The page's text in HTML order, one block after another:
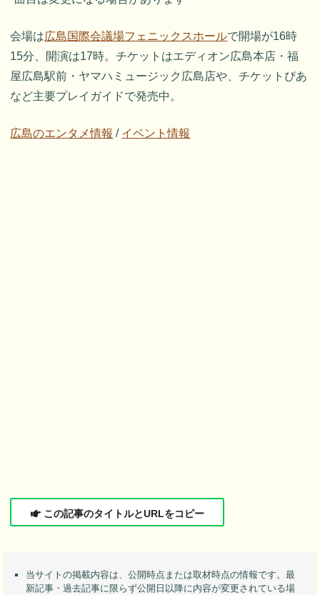
会場は広島国際会議場フェニックスホールで開場が16時
15分、開演は17時。チケットはエディオン広島本店・福
屋広島駅前・ヤマハミュージック広島店や、チケットぴあ
など主要プレイガイドで発売中。
広島のエンタメ情報 / イベント情報
この記事のタイトルとURLをコピー
当サイトの掲載内容は、公開時点または取材時点の情報です。最
新記事・過去記事に限らず公開日以降に内容が変更されている場